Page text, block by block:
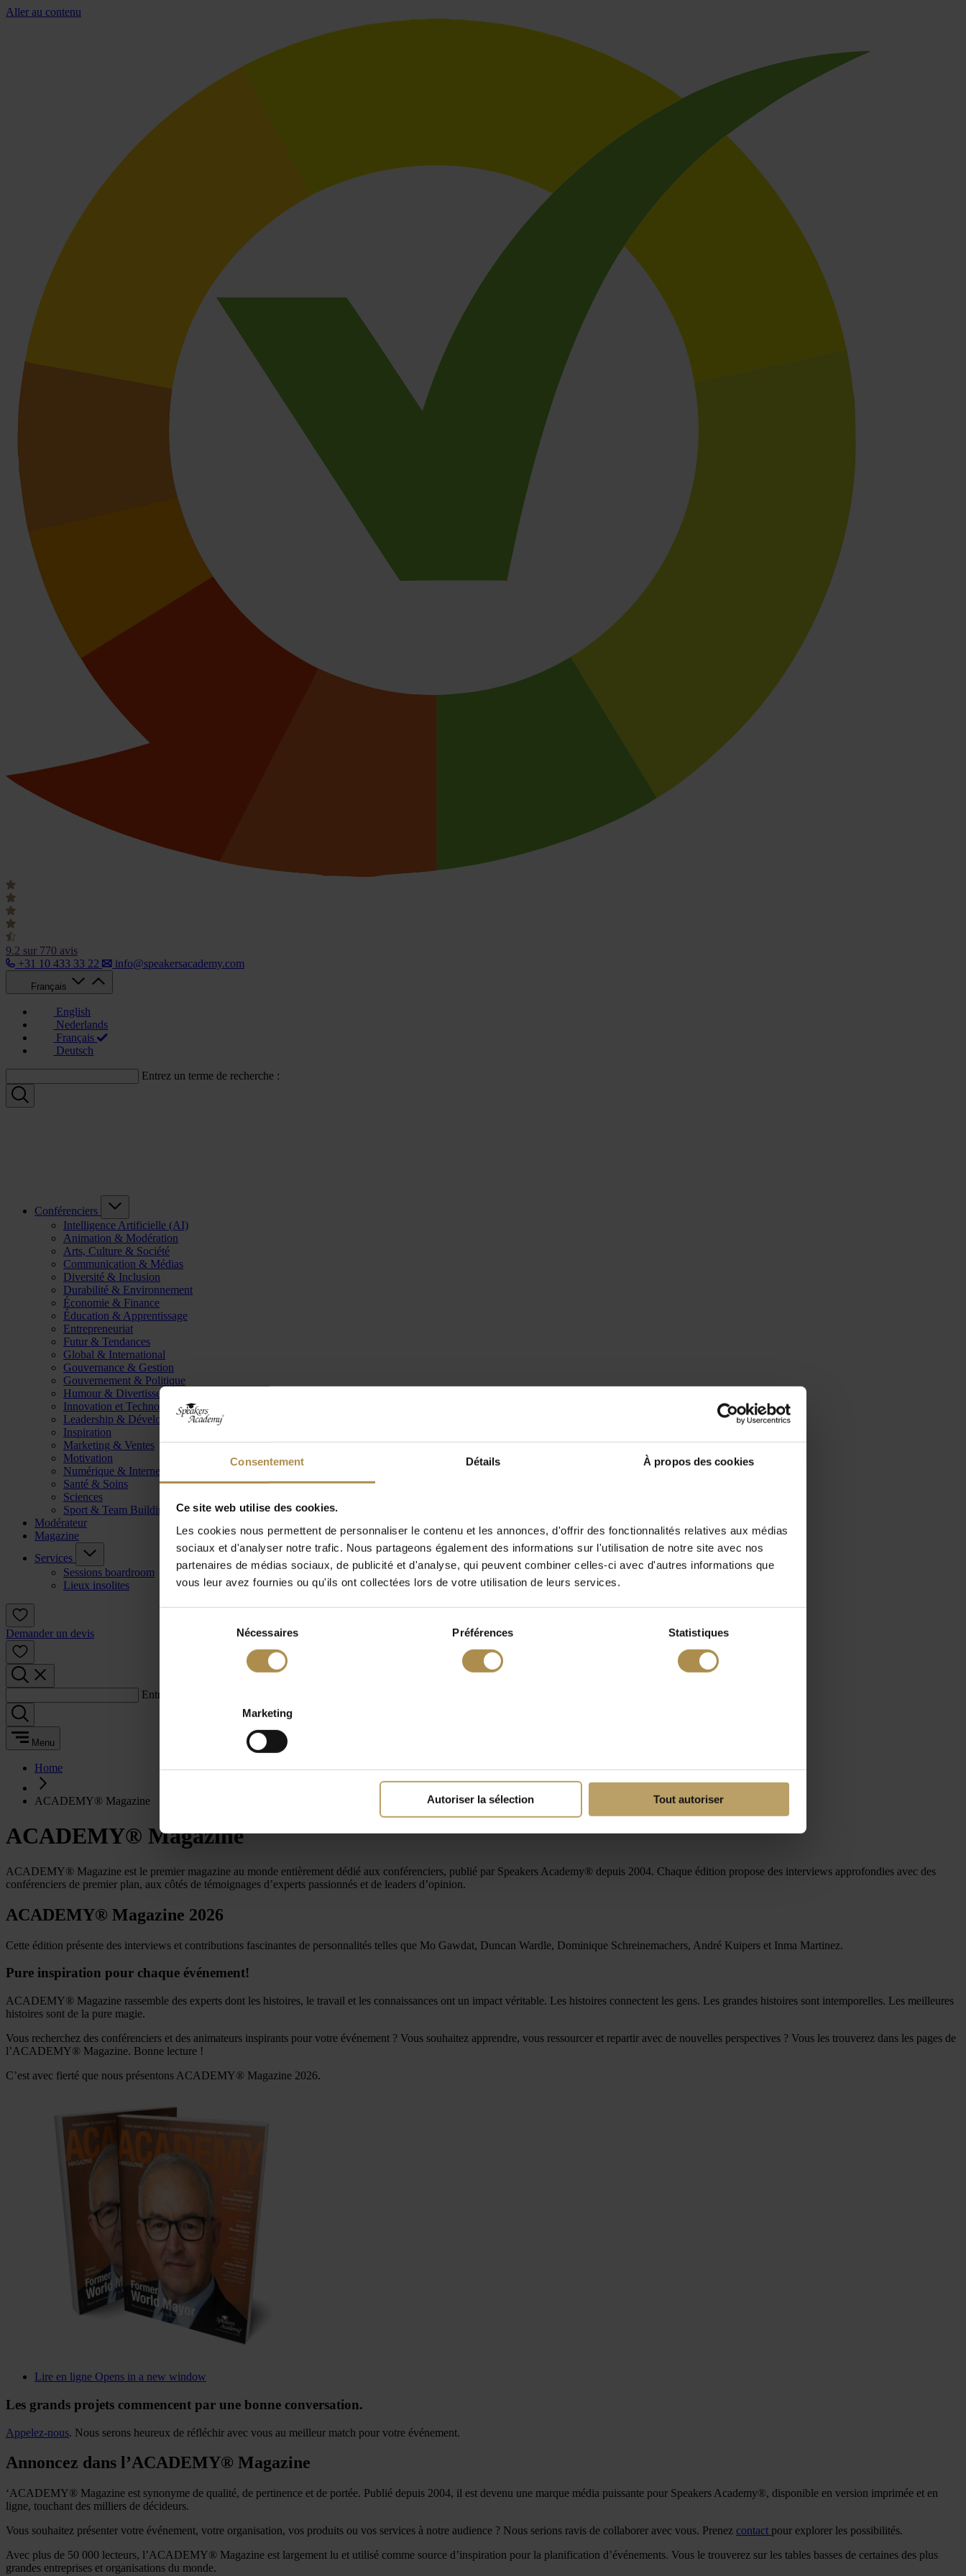
Consentement Détails À propos des cookies
Ce site web utilise des cookies.
Les cookies nous permettent de personnaliser le contenu et les annonces, d'offrir des fonctionnalités relatives aux médias
sociaux et d'analyser notre trafic. Nous partageons également des informations sur l'utilisation de notre site avec nos
partenaires de médias sociaux, de publicité et d'analyse, qui peuvent combiner celles-ci avec d'autres informations que
vous leur avez fournies ou qu'ils ont collectées lors de votre utilisation de leurs services.
Nécessaires Préférences Statistiques
Marketing
Autoriser la sélection Tout autoriser
Aller au contenu
9.2 sur 770 avis
+31 10 433 33 22
info@speakersacademy.com
Français
English
Nederlands
Français
Deutsch
Entrez un terme de recherche :
Conférenciers
Intelligence Artificielle (AI)
Animation & Modération
Arts, Culture & Société
Communication & Médias
Diversité & Inclusion
Durabilité & Environnement
Économie & Finance
Éducation & Apprentissage
Entrepreneuriat
Futur & Tendances
Global & International
Gouvernance & Gestion
Gouvernement & Politique
Humour & Divertissement
Innovation et Technologie
Leadership & Développement
Inspiration
Marketing & Ventes
Motivation
Numérique & Internet
Santé & Soins
Sciences
Sport & Team Building
Modérateur
Magazine
Services
Sessions boardroom
Lieux insolites
Demander un devis
Entrez un terme de recherche :
Menu
Home
ACADEMY® Magazine
ACADEMY® Magazine
ACADEMY® Magazine est le premier magazine au monde entièrement dédié aux conférenciers, publié par Speakers Academy® depuis 2004. Chaque édition propose des interviews approfondies avec des
conférenciers de premier plan, aux côtés de témoignages d’experts passionnés et de leaders d’opinion.
ACADEMY® Magazine 2026
Cette édition présente des interviews et contributions fascinantes de personnalités telles que Mo Gawdat, Duncan Wardle, Dominique Schreinemachers, André Kuipers et Inma Martinez.
Pure inspiration pour chaque événement!
ACADEMY® Magazine rassemble des experts dont les histoires, le travail et les connaissances ont un impact véritable. Les histoires connectent les gens. Les grandes histoires sont intemporelles. Les meilleures
histoires sont de la pure magie.
Vous recherchez des conférenciers et des animateurs inspirants pour votre événement ? Vous souhaitez apprendre, vous ressourcer et repartir avec de nouvelles perspectives ? Vous les trouverez dans les pages de
l’ACADEMY® Magazine. Bonne lecture !
C’est avec fierté que nous présentons ACADEMY® Magazine 2026.
Lire en ligne Opens in a new window
Les grands projets commencent par une bonne conversation.
Appelez-nous. Nous serons heureux de réfléchir avec vous au meilleur match pour votre événement.
Annoncez dans l’ACADEMY® Magazine
‘ACADEMY® Magazine est synonyme de qualité, de pertinence et de portée. Publié depuis 2004, il est devenu une marque média puissante pour Speakers Academy®, disponible en version imprimée et en
ligne, touchant des milliers de décideurs.
Vous souhaitez présenter votre événement, votre organisation, vos produits ou vos services à notre audience ? Nous serions ravis de collaborer avec vous. Prenez contact pour explorer les possibilités.
Avec plus de 50 000 lecteurs, l’ACADEMY® Magazine est largement lu et utilisé comme source d’inspiration pour la planification d’événements. Vous le trouverez sur les tables basses de certaines des plus
grandes entreprises et organisations du monde.